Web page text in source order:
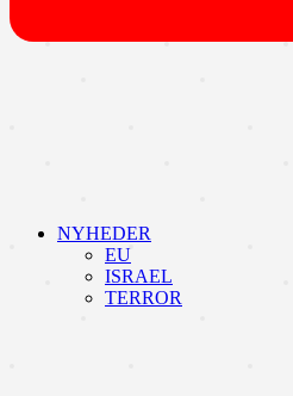
NYHEDER
EU
ISRAEL
TERROR